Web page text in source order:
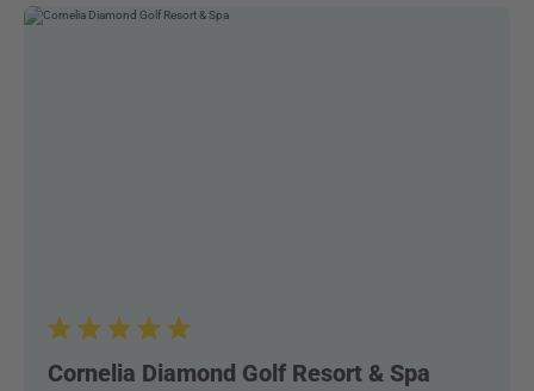
Cornelia Diamond Golf Resort & Spa